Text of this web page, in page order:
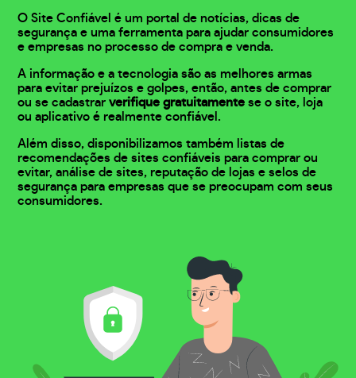
O Site Confiável é um portal de notícias, dicas de
segurança e uma ferramenta para ajudar consumidores
e empresas no processo de compra e venda.
A informação e a tecnologia são as melhores armas
para evitar prejuízos e golpes, então, antes de comprar
ou se cadastrarverifique gratuitamente se o site, loja
ou aplicativo é realmente confiável.
Além disso, disponibilizamos também listas de
recomendações de sites confiáveis para comprar ou
evitar, análise de sites, reputação de lojas e selos de
segurança para empresas que se preocupam com seus
consumidores.